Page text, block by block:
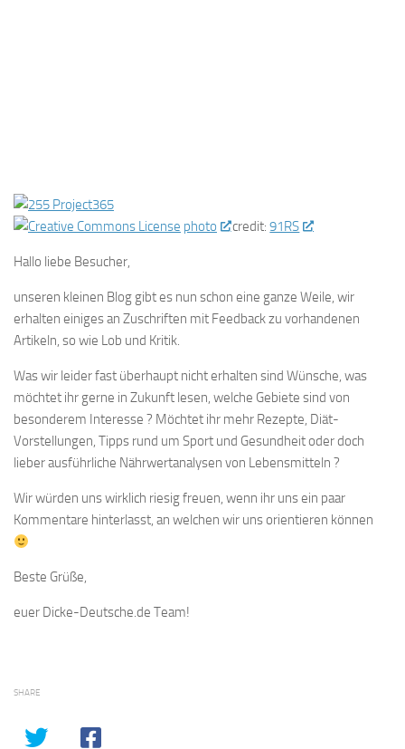
photo credit:91RS
Hallo liebe Besucher,
unseren kleinen Blog gibt es nun schon eine ganze Weile, wir
erhalten einiges an Zuschriften mit Feedback zu vorhandenen
Artikeln, so wie Lob und Kritik.
Was wir leider fast überhaupt nicht erhalten sind Wünsche, was
möchtet ihr gerne in Zukunft lesen, welche Gebiete sind von
besonderem Interesse ? Möchtet ihr mehr Rezepte, Diät-
Vorstellungen, Tipps rund um Sport und Gesundheit oder doch
lieber ausführliche Nährwertanalysen von Lebensmitteln ?
Wir würden uns wirklich riesig freuen, wenn ihr uns ein paar
Kommentare hinterlasst, an welchen wir uns orientieren können
Beste Grüße,
euer Dicke-Deutsche.de Team!
SHARE